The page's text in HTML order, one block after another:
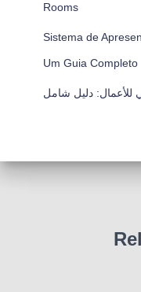
Rooms
Sistema de
Um Guia Completo
للأعمال: دليل شامل